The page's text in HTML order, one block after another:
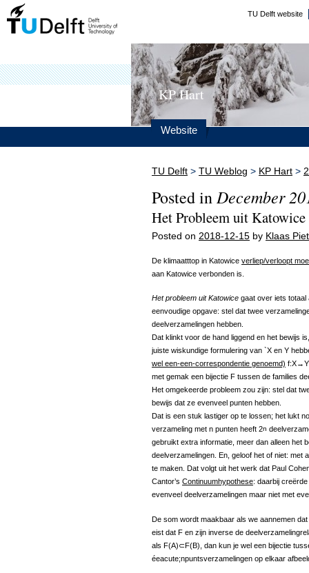
TU Delft website
KP Hart
Website
TU Delft > TU Weblog > KP Hart >
Posted in December
Het Probleem uit Katowice
Posted on 2018-12-15 by Klaas
De klimaatttop in Katowice verliep/verloopt
aan Katowice verbonden is.
Het probleem uit Katowice gaat over iets totaal
eenvoudige opgave: stel dat twee
deelverzamelingen hebben.
Dat klinkt voor de hand liggend en het bewijs
juiste wiskundige formulering van `X en Y
wel een-een-correspondentie genoemd) f:X→Y
met gemak een bijectie F tussen de families
Het omgekeerde probleem zou zijn: stel dat
bewijs dat ze evenveel punten hebben.
Dat is een stuk lastiger op te lossen; het lukt
verzameling met n punten heeft 2n
gebruikt extra informatie, meer dan alleen het
deelverzamelingen. En, geloof het of niet: met
te maken. Dat volgt uit het werk dat Paul
Cantor’s Continuumhypothese: daarbij
evenveel deelverzamelingen maar niet met
De som wordt maakbaar als we aannemen
eist dat F en zijn inverse de
als F(A)⊂F(B), dan kun je wel een bijectie
éeacute;npuntsverzamelingen op elkaar